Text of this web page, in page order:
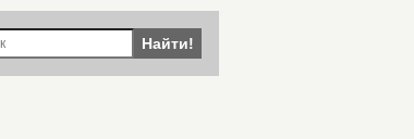
Найти!